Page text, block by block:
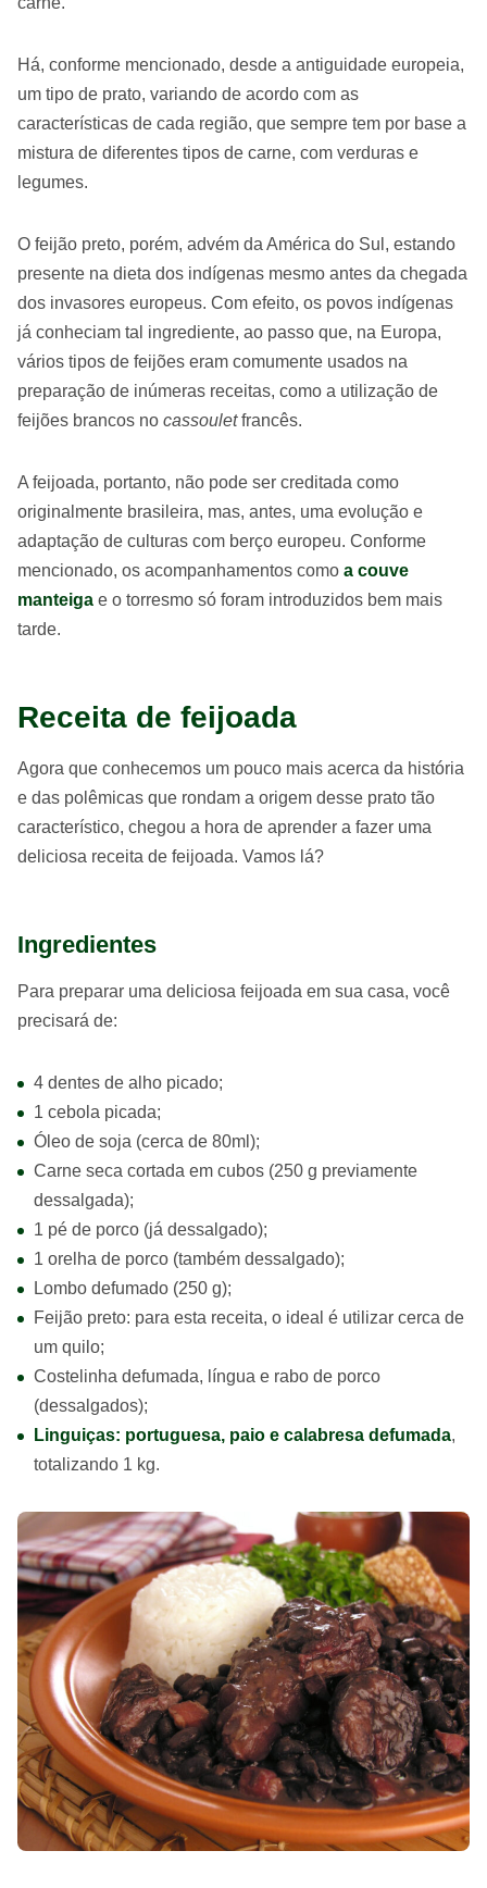
Há, conforme mencionado, desde a antiguidade europeia,
um tipo de prato, variando de acordo com as
características de cada região, que sempre tem por base a
mistura de diferentes tipos de carne, com verduras e
legumes.
O feijão preto, porém, advém da América do Sul, estando
presente na dieta dos indígenas mesmo antes da chegada
dos invasores europeus. Com efeito, os povos indígenas
já conheciam tal ingrediente, ao passo que, na Europa,
vários tipos de feijões eram comumente usados na
preparação de inúmeras receitas, como a utilização de
feijões brancos no cassouletfrancês.
A feijoada, portanto, não pode ser creditada como
originalmente brasileira, mas, antes, uma evolução e
adaptação de culturas com berço europeu. Conforme
mencionado, os acompanhamentos como a couve
manteiga e o torresmo só foram introduzidos bem mais
tarde.
Receita de feijoada
Agora que conhecemos um pouco mais acerca da história
e das polêmicas que rondam a origem desse prato tão
característico, chegou a hora de aprender a fazer uma
deliciosa receita de feijoada. Vamos lá?
Ingredientes
Para preparar uma deliciosa feijoada em sua casa, você
precisará de:
4 dentes de alho picado;
1 cebola picada;
Óleo de soja (cerca de 80ml);
Carne seca cortada em cubos (250 g previamente
dessalgada);
1 pé de porco (já dessalgado);
1 orelha de porco (também dessalgado);
Lombo defumado (250 g);
Feijão preto: para esta receita, o ideal é utilizar cerca de
um quilo;
Costelinha defumada, língua e rabo de porco
(dessalgados);
Linguiças: portuguesa, paio e calabresa defumada,
totalizando 1 kg.